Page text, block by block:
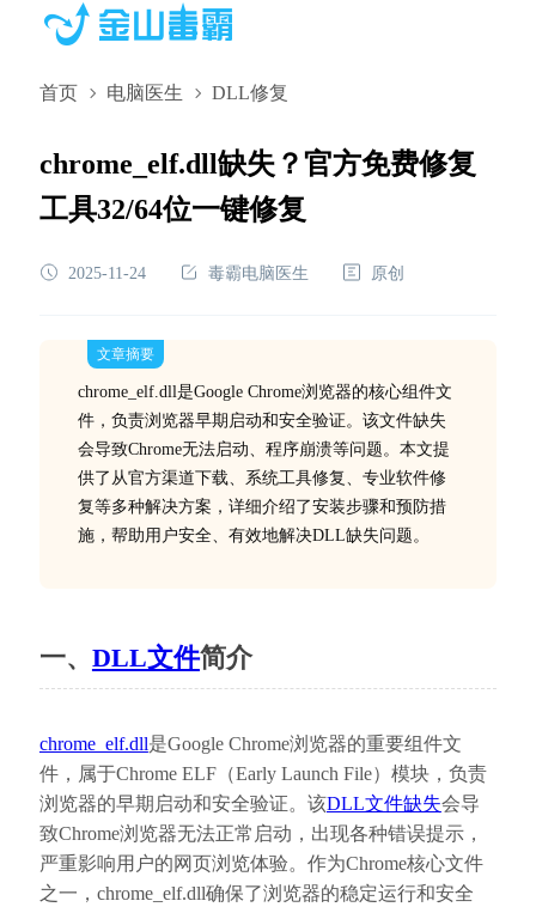
首页 电脑医生 DLL修复
chrome_elf.dll缺失？官方免费修复
工具32/64位一键修复
2025-11-24 毒霸电脑医生 原创
文章摘要
chrome_elf.dll是Google Chrome浏览器的核心组件文
件，负责浏览器早期启动和安全验证。该文件缺失
会导致Chrome无法启动、程序崩溃等问题。本文提
供了从官方渠道下载、系统工具修复、专业软件修
复等多种解决方案，详细介绍了安装步骤和预防措
施，帮助用户安全、有效地解决DLL缺失问题。
一、 DLL文件简介
chrome_elf.dll是Google Chrome浏览器的重要组件文
件，属于Chrome ELF（Early Launch File）模块，负责
浏览器的早期启动和安全验证。该DLL文件缺失会导
致Chrome浏览器无法正常启动，出现各种错误提示，
严重影响用户的网页浏览体验。作为Chrome核心文件
之一，chrome_elf.dll确保了浏览器的稳定运行和安全